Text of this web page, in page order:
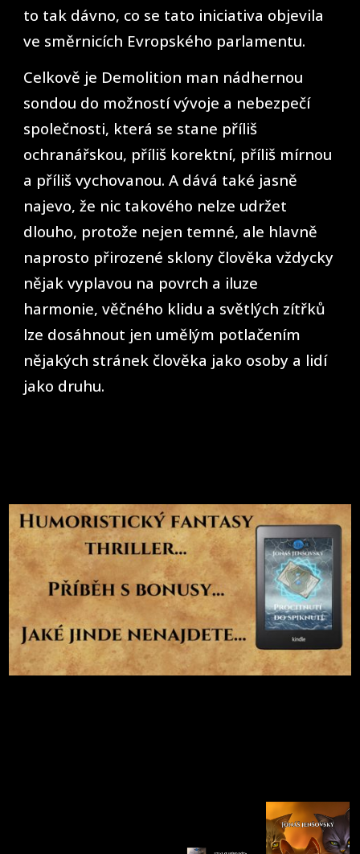
to tak dávno, co se tato iniciativa objevila
ve směrnicích Evropského parlamentu.
Celkově je Demolition man nádhernou
sondou do možností vývoje a nebezpečí
společnosti, která se stane příliš
ochranářskou, příliš korektní, příliš mírnou
a příliš vychovanou. A dává také jasně
najevo, že nic takového nelze udržet
dlouho, protože nejen temné, ale hlavně
naprosto přirozené sklony člověka vždycky
nějak vyplavou na povrch a iluze
harmonie, věčného klidu a světlých zítřků
lze dosáhnout jen umělým potlačením
nějakých stránek člověka jako osoby a lidí
jako druhu.